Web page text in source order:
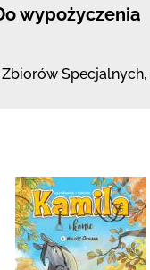
wypożyczenia
Zbiorów Specjalnych,